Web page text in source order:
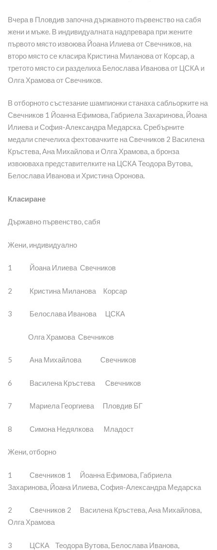
Вчера в Пловдив започна държавното първенство на сабя
жени и мъже. В индивидуалната надпревара при жените
първото място извоюва Йоана Илиева от Свечников, на
второ място се класира Кристина Миланова от Корсар, а
третото място си разделиха Белослава Иванова от ЦСКА и
Олга Храмова от Свечников.
В отборното състезание шампионки станаха сабльорките на
Свечников 1 Йоанна Ефимова, Габриела Захаринова, Йоана
Илиева и София-Александра Медарска. Сребърните
медали спечелиха фехтовачките на Свечников 2 Василена
Кръстева, Ана Михайлова и Олга Храмова, а бронза
извоюваха представителките на ЦСКА Теодора Вутова,
Белослава Иванова и Христина Оронова.
Класиране
Държавно първенство, сабя
Жени, индивидуално
1 Йоана Илиева Свечников
2 Кристина Миланова Корсар
3 Белослава Иванова ЦСКА
Олга Храмова Свечников
5 Ана Михайлова Свечников
6 Василена Кръстева Свечников
7 Мариела Георгиева Пловдив БГ
8 Симона Недялкова Младост
Жени, отборно
1 Свечников 1 Йоанна Ефимова, Габриела
Захаринова, Йоана Илиева, София-Александра Медарска
2 Свечников 2 Василена Кръстева, Ана Михайлова,
Олга Храмова
3 ЦСКА Теодора Вутова, Белослава Иванова,